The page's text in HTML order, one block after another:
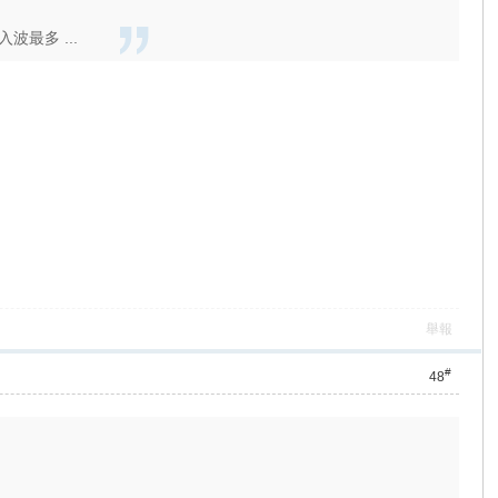
波最多 ...
舉報
48#